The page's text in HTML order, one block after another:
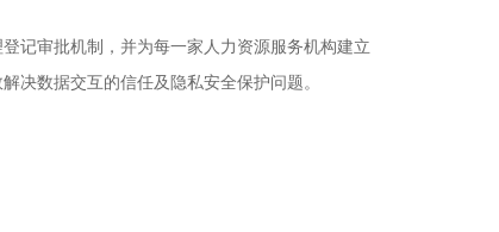
记审批机制，并为每一家人力资源服务机构建立
决数据交互的信任及隐私安全保护问题。